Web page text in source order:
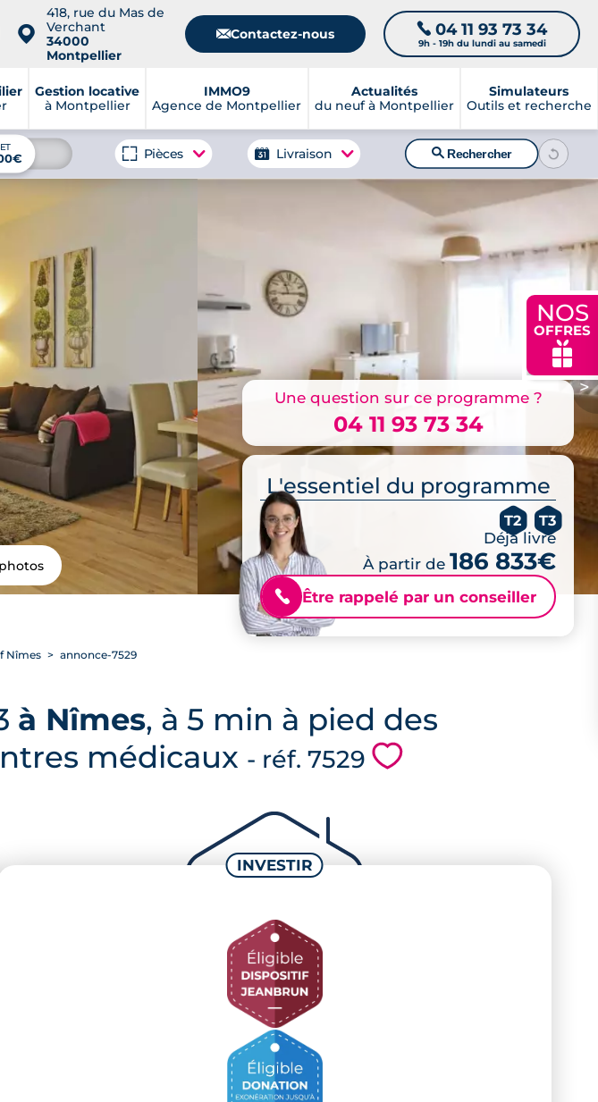
📍
418, rue du Mas de
Verchant
34000
Montpellier
📧Contactez-nous 📞 04 11 93 73 34
9h - 19h du lundi au samedi
Gestion locative
à Montpellier
IMMO9
Agence de Montpellier
Actualités
du neuf à Montpellier
Simulateurs
Outils et recherche
NOS
OFFRES
🎁
Pièces Livraison 🔍Rechercher
>
Une question sur ce programme ?
04 11 93 73 34
L'essentiel du programme
T2 T3
Déjà livré
À partir de 186 833€
📞 Être rappelé par un conseiller
Nîmes annonce-7529
à Nîmes, à 5 min à pied des
médicaux - réf. 7529 💗